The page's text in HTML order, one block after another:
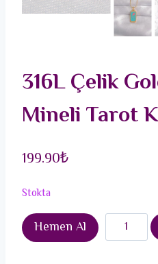
316L Çelik
Mineli Tarot
199.90₺
Stokta
Hemen Al
316L
Çelik